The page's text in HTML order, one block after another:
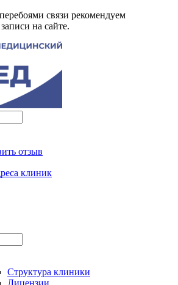
связи рекомендуем
на сайте.
отзыв
клиник
Структура клиники
Лицензии